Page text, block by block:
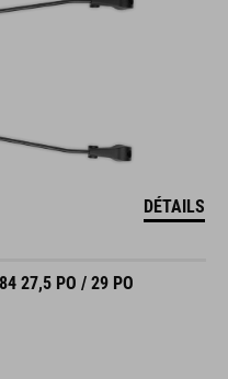
DÉTAILS
27,5 PO / 29 PO